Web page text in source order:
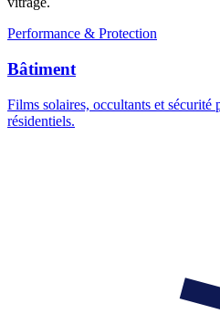
Performance & Protection
Bâtiment
Films solaires, occultants et sécurité
résidentiels.